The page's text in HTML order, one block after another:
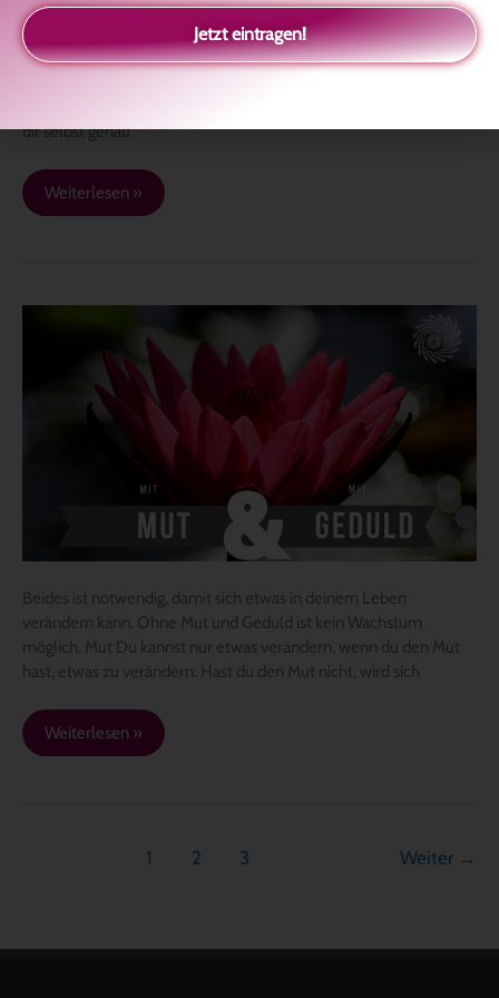
Das, was ein anderer mit dir macht, ist das, was du selbst mit dir
dir selbst genau
Weiterlesen »
Beides ist notwendig, damit sich etwas in deinem Leben
verändern kann. Ohne Mut und Geduld ist kein Wachstum
möglich. Mut Du kannst nur etwas verändern, wenn du den Mut
hast, etwas zu verändern. Hast du den Mut nicht, wird sich
GEDULD
Weiterlesen »
1 2 3 Weiter →
Jetzt eintragen!